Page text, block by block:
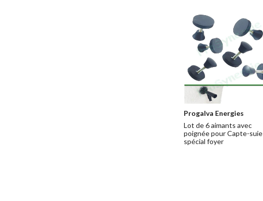
Progalva Energies
Lot de 6 aimants avec
poignée pour Capte-suie
spécial foyer